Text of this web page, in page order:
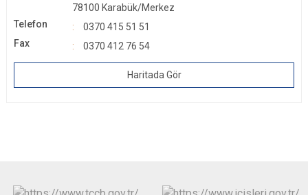
78100 Karabük/Merkez
Telefon
0370 415 51 51
Fax
0370 412 76 54
Haritada Gör